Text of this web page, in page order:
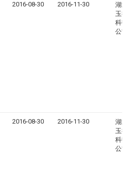
2016-08-30 2016-11-30
湖北
玉扬
科技
公司
2016-08-30 2016-11-30
湖北
玉扬
科技
公司